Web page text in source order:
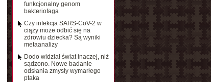
funkcjonalny genom
bakteriofaga
Czy infekcja SARS-CoV-2 w
ciąży może odbić się na
zdrowiu dziecka? Są wyniki
metaanalizy
Dodo widział świat inaczej, niż
sądzono. Nowe badanie
odsłania zmysły wymarłego
ptaka